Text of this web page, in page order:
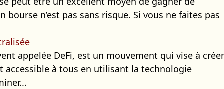
bourse n’est pas sans risque. Si vous ne faites pas
appelée DeFi, est un mouvement qui vise à créer
accessible à tous en utilisant la technologie